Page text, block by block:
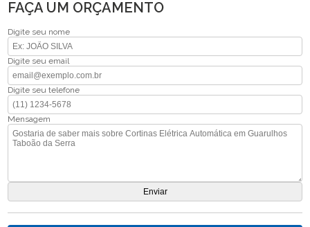
FAÇA UM ORÇAMENTO
Digite seu nome
Digite seu email
Digite seu telefone
Mensagem